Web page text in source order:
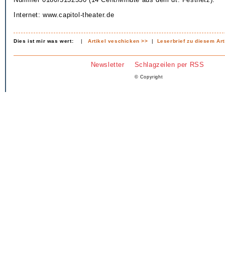
Internet: www.capitol-theater.de
Dies ist mir was wert: |Artikel veschicken >> | Leserbrief zu diesem
Newsletter Schlagzeilen per RSS
© Copyright